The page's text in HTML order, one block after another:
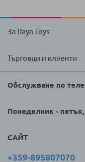
За Raya Toys
Търговци и клиенти
Обслужване по
Понеделник -
САЙТ
+359-895807070